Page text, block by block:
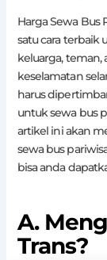
Harga Sewa Bus
satu cara
keluarga, teman,
keselamatan
harus
untuk sewa bus
artikel ini akan
sewa bus
bisa anda
A.
Trans?